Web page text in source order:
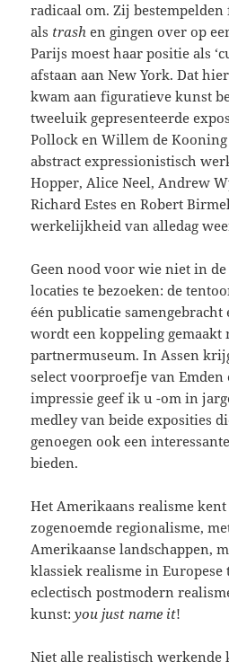
radicaal om. Zij
als trash en gingen over op
Parijs moest haar positie als
afstaan aan New York. Dat
kwam aan figuratieve kunst
tweeluik gepresenteerde
Pollock en Willem de
abstract expressionistisch
Hopper, Alice Neel, Andrew
Richard Estes en Robert
werkelijkheid van alledag
Geen nood voor wie niet in
locaties te bezoeken: de
één publicatie samengebracht
wordt een koppeling gemaakt
partnermuseum. In Assen
select voorproefje van Emden
impressie geef ik u -om in
medley van beide exposities
genoegen ook een
bieden.
Het Amerikaans realisme
zogenoemde regionalisme,
Amerikaanse landschappen,
klassiek realisme in
eclectisch postmodern
kunst:you just name it!
Niet alle realistisch